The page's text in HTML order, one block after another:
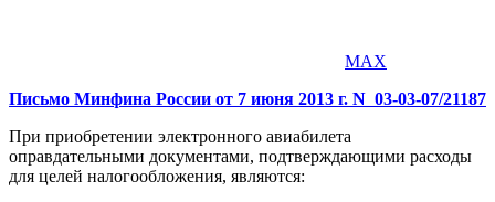
MAX
Письмо Минфина России от 7 июня 2013 г. N 03-03-07/21187
При приобретении электронного авиабилета
оправдательными документами, подтверждающими расходы
для целей налогообложения, являются: